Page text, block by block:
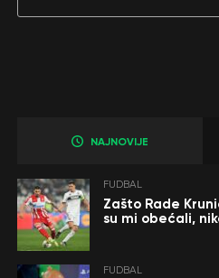
NAJNOVIJE
FUDBAL
Zašto Rade
su mi obećali,
FUDBAL